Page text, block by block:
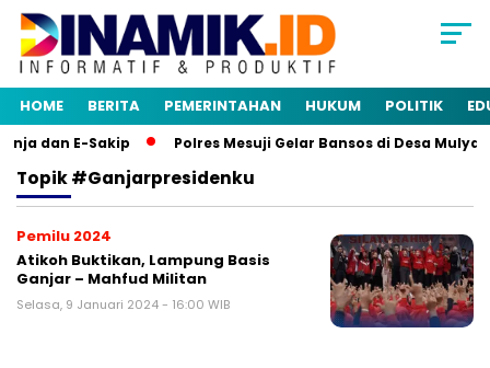
HOME BERITA PEMERINTAHAN HUKUM POLITIK
dan E-Sakip Polres Mesuji Gelar Bansos di Desa Mulya
Topik#ganjarpresidenku
Pemilu 2024
Atikoh Buktikan, Lampung Basis
Ganjar – Mahfud Militan
Selasa, 9 Januari 2024 - 16:00 WIB